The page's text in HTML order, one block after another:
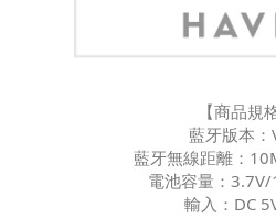
【商品規
藍牙版本：
藍牙無線距離：
電池容量：
輸入：DC